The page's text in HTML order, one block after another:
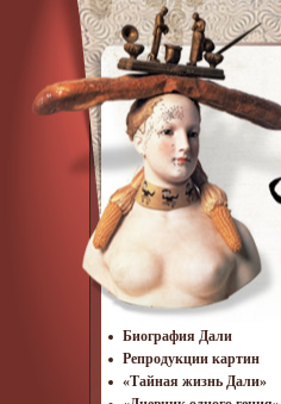
Биография Дали
Репродукции картин
«Тайная жизнь Дали»